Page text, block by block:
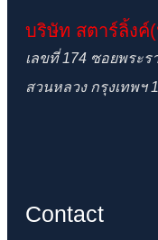
บริษัท สตาร์ลิ้งค์
เลขที่ 174 ซอยพระร
สวนหลวง กรุงเทพฯ
Contact